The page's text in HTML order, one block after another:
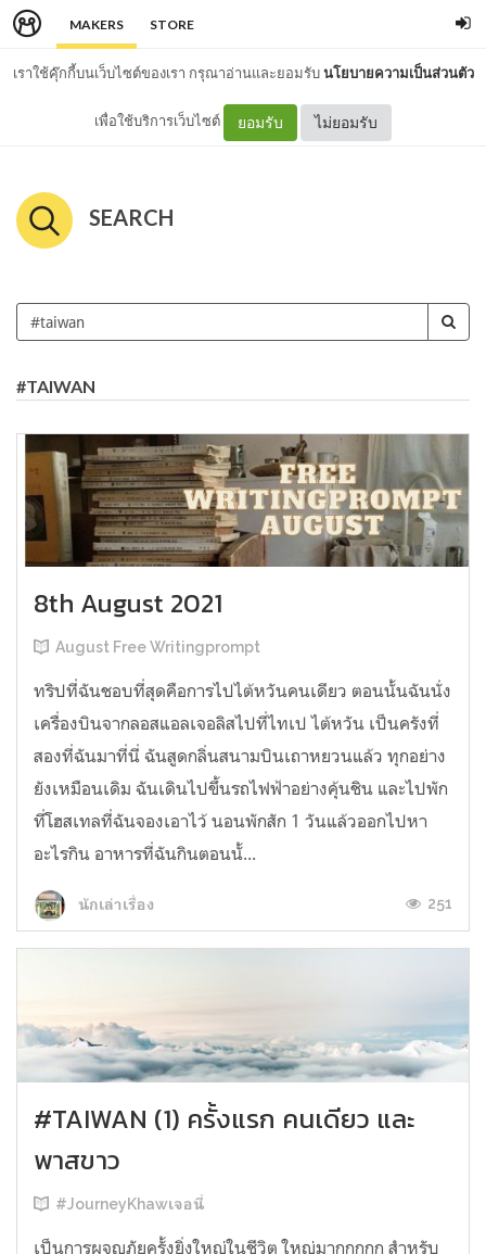
MAKERS STORE
เราใช้คุ๊กกี้บนเว็บไซต์ของเรา กรุณาอ่านและยอมรับนโยบายความเป็นส่วนตัว
เพื่อใช้บริการเว็บไซต์ ยอมรับ ไม่ยอมรับ
SEARCH
#TAIWAN
8th August 2021
August Free Writingprompt
ทริปที่ฉันชอบที่สุดคือการไปไต้หวันคนเดียว ตอนนั้นฉันนั่ง
เครื่องบินจากลอสแอลเจอลิสไปที่ไทเป ไต้หวัน เป็นครังที่
สองที่ฉันมาที่นี่ ฉันสูดกลิ่นสนามบินเถาหยวนแล้ว ทุกอย่าง
ยังเหมือนเดิม ฉันเดินไปขึ้นรถไฟฟ้าอย่างคุ้นชิน และไปพัก
ที่โฮสเทลที่ฉันจองเอาไว้ นอนพักสัก 1 วันแล้วออกไปหา
อะไรกิน อาหารที่ฉันกินตอนนั้...
นักเล่าเรื่อง 251
#TAIWAN (1) ครั้งแรก คนเดียว และ
พาสขาว
#JourneyKhawเจอนี่
เป็นการผจญภัยครั้งยิ่งใหญ่ในชีวิต ใหญ่มากกกกก สำหรับ